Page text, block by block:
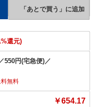
還元)
550円(宅急便)／
無料
￥654.17